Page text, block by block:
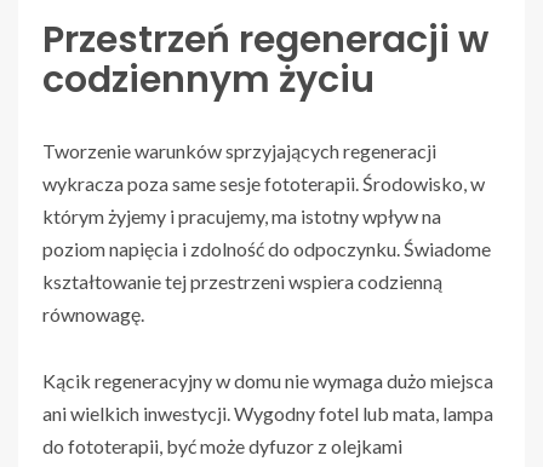
Przestrzeń regeneracji w
codziennym życiu
Tworzenie warunków sprzyjających regeneracji
wykracza poza same sesje fototerapii. Środowisko, w
którym żyjemy i pracujemy, ma istotny wpływ na
poziom napięcia i zdolność do odpoczynku. Świadome
kształtowanie tej przestrzeni wspiera codzienną
równowagę.
Kącik regeneracyjny w domu nie wymaga dużo miejsca
ani wielkich inwestycji. Wygodny fotel lub mata, lampa
do fototerapii, być może dyfuzor z olejkami